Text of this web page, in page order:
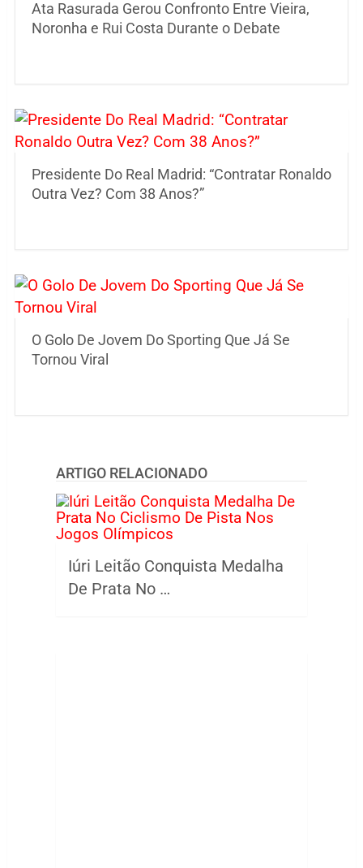
Ata Rasurada Gerou Confronto Entre Vieira,
Noronha e Rui Costa Durante o Debate
Presidente Do Real Madrid: “Contratar Ronaldo
Outra Vez? Com 38 Anos?”
O Golo De Jovem Do Sporting Que Já Se
Tornou Viral
ARTIGO RELACIONADO
Iúri Leitão Conquista Medalha
De Prata No …